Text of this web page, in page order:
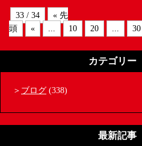
33 / 34
« 先
頭
« 10 20 30
カテゴリー
ブログ (338)
最新記事